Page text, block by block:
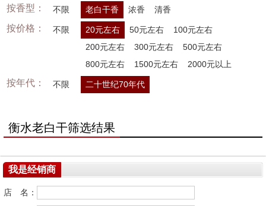
按香型： 不限 老白干香 浓香 清香
按价格： 不限 20元左右 50元左右
100元左右
200元左右
300元左右
500元左右
800元左右
1500元左右 2000元以上
按年代： 不限 二十世纪70年代
衡水老白干筛选结果
我是经销商
店 名：